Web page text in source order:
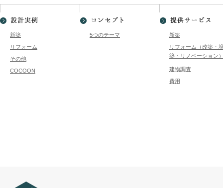
新築
リフォーム
その他
COCOON
5つのテーマ
新築
リフォーム（改築・
築・リノベーション
建物調査
費用